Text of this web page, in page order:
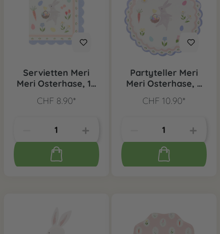
Servietten Meri
Meri Osterhase, 16
CHF 8.90*
Partyteller Meri
Meri Osterhase, 8
CHF 10.90*